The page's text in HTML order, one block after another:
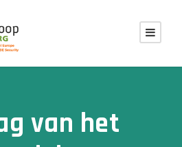
van het